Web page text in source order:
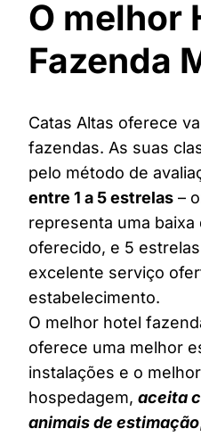
O melhor
Fazenda
Catas Altas oferece
fazendas. As suas
pelo método de
entre 1 a 5 estrelas –
representa uma
oferecido, e 5
excelente serviço
estabelecimento.
O melhor hotel
oferece uma melhor
instalações e o
hospedagem, aceita
animais de estimação